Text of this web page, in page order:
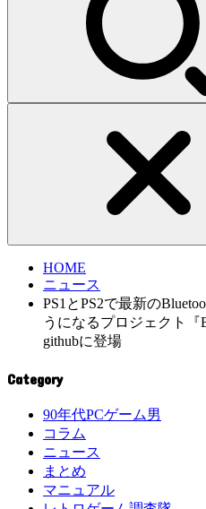
HOME
ニュース
PS1とPS2で最新の
うになるプロジェクト『
githubに登場
Category
90年代PCゲーム男
コラム
ニュース
まとめ
マニュアル